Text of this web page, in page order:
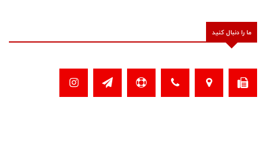
ما را دنبال کنید